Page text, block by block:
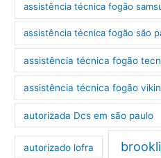
assistência técnica fogão
assistência técnica fogão são
assistência técnica fogão
assistência técnica fogão
autorizada Dcs em são paulo
autorizado lofra